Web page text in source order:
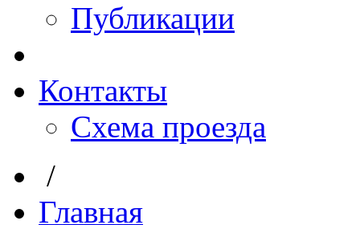
Публикации
Контакты
Схема проезда
/
Главная